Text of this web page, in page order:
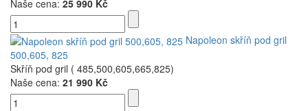
Naše cena: 25 990 Kč
Napoleon skříň pod gril
500,605, 825
Skříň pod gril ( 485,500,605,665,825)
Naše cena: 21 990 Kč